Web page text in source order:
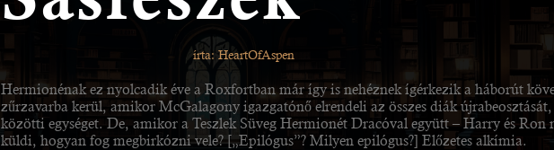
írta: HeartOfAspen
Hermionénak ez nyolcadik éve a Roxfortban már így is nehéznek ígérkezik a háborút
zűrzavarba kerül, amikor McGalagony igazgatónő elrendeli az összes diák újrabeosztását,
közötti egységet. De, amikor a Teszlek Süveg Hermionét Dracóval együtt – Harry és Ron
küldi, hogyan fog megbirkózni vele? [„Epilógus”? Milyen epilógus?] Előzetes alkímia.